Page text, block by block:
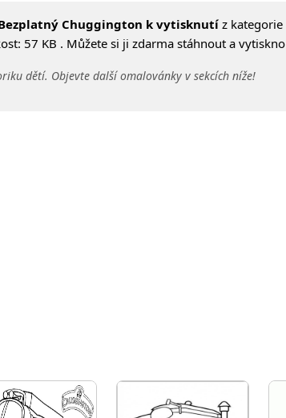
Chuggington k vytisknutíz kategorie
57 KB . Můžete si ji zdarma stáhnout a
dětí. Objevte další omalovánky v sekcích níže!